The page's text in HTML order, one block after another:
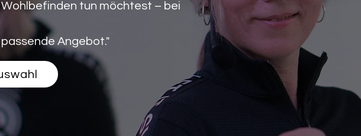
tun möchtest – bei
Angebot."